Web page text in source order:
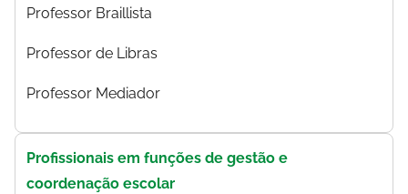
Professor Braillista
Professor de Libras
Professor Mediador
Profissionais em funções de gestão e
coordenação escolar